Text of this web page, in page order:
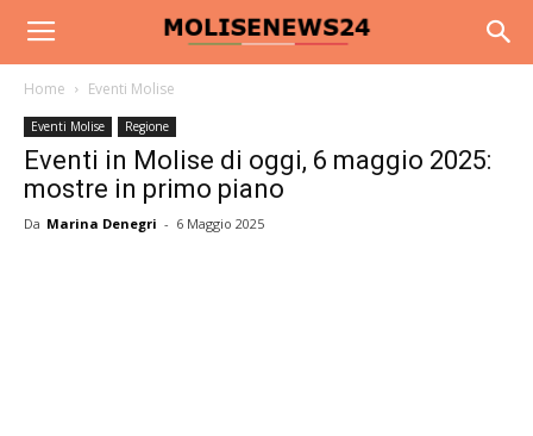
Home Eventi Molise
Eventi Molise Regione
Eventi in Molise di oggi, 6 maggio 2025:
mostre in primo piano
Da Marina Denegri - 6 Maggio 2025